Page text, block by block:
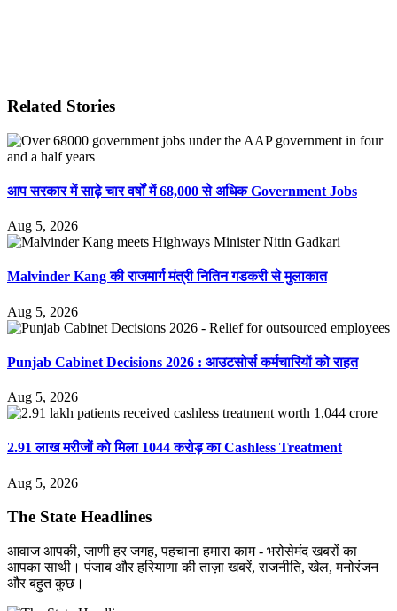
Related Stories
आप सरकार में साढ़े चार वर्षों में 68,000 से अधिक Government Jobs
Aug 5, 2026
Malvinder Kang की राजमार्ग मंत्री नितिन गडकरी से मुलाकात
Aug 5, 2026
Punjab Cabinet Decisions 2026 : आउटसोर्स कर्मचारियों को राहत
Aug 5, 2026
2.91 लाख मरीजों को मिला 1044 करोड़ का Cashless Treatment
Aug 5, 2026
The State Headlines
आवाज आपकी, जाणी हर जगह, पहचाना हमारा काम - भरोसेमंद खबरों का
आपका साथी। पंजाब और हरियाणा की ताज़ा खबरें, राजनीति, खेल, मनोरंजन
और बहुत कुछ।